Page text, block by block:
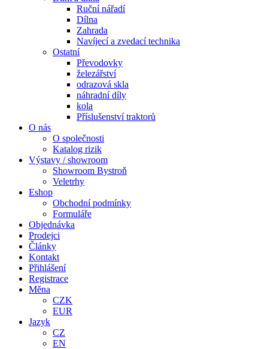
Ruční nářadí
Dílna
Zahrada
Navíjecí a zvedací technika
Ostatní
Převodovky
železářství
odrazová skla
náhradní díly
kola
Příslušenství traktorů
O nás
O společnosti
Katalog rizik
Výstavy / showroom
Showroom Bystroň
Veletrhy
Eshop
Obchodní podmínky
Formuláře
Objednávka
Prodejci
Články
Kontakt
Přihlášení
Registrace
Měna
CZK
EUR
Jazyk
CZ
EN